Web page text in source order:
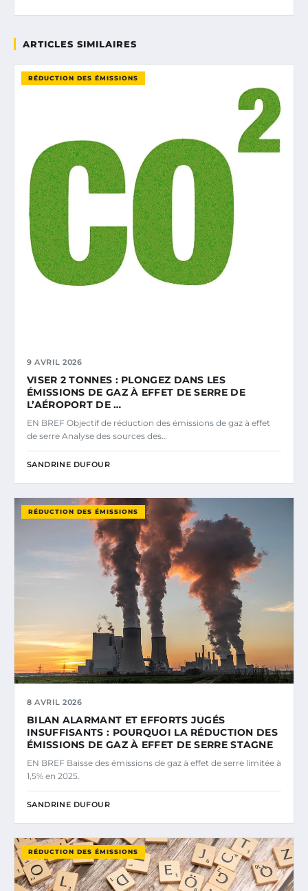
ARTICLES SIMILAIRES
RÉDUCTION DES ÉMISSIONS
9 AVRIL 2026
VISER 2 TONNES : PLONGEZ DANS LES
ÉMISSIONS DE GAZ À EFFET DE SERRE DE
L’AÉROPORT DE …
EN BREF Objectif de réduction des émissions de gaz à effet
de serre Analyse des sources des…
SANDRINE DUFOUR
RÉDUCTION DES ÉMISSIONS
8 AVRIL 2026
BILAN ALARMANT ET EFFORTS JUGÉS
INSUFFISANTS : POURQUOI LA RÉDUCTION DES
ÉMISSIONS DE GAZ À EFFET DE SERRE STAGNE
EN BREF Baisse des émissions de gaz à effet de serre limitée à
1,5% en 2025.
SANDRINE DUFOUR
RÉDUCTION DES ÉMISSIONS